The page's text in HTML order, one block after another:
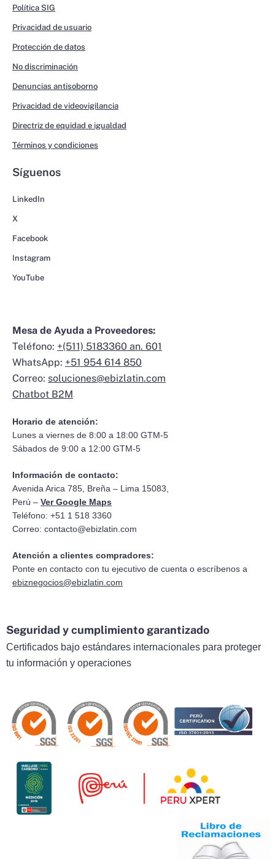
Política SIG
Privacidad de usuario
Protección de datos
No discriminación
Denuncias antisoborno
Privacidad de videovigilancia
Directriz de equidad e igualdad
Términos y condiciones
Síguenos
LinkedIn
X
Facebook
Instagram
YouTube
Mesa de Ayuda a Proveedores:
Teléfono: +(511) 5183360 an. 601
WhatsApp: +51 954 614 850
Correo: soluciones@ebizlatin.com
Chatbot B2M
Horario de atención:
Lunes a viernes de 8:00 a 18:00 GTM-5
Sábados de 9:00 a 12:00 GTM-5
Información de contacto:
Avenida Arica 785, Breña – Lima 15083,
Perú – Ver Google Maps
Teléfono: +51 1 518 3360
Correo: contacto@ebizlatin.com
Atención a clientes compradores:
Ponte en contacto con tu ejecutivo de cuenta o escríbenos a
ebiznegocios@ebizlatin.com
Seguridad y cumplimiento garantizado
Certificados bajo estándares internacionales para proteger
tu información y operaciones